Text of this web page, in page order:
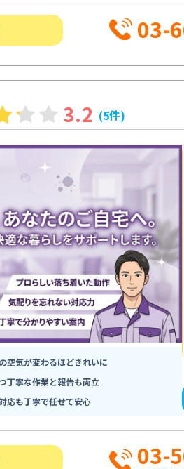
03-
3.2 (5件)
空気が変わるほどきれいに
丁寧な作業と報告も両立
応も丁寧で任せて安心
03-